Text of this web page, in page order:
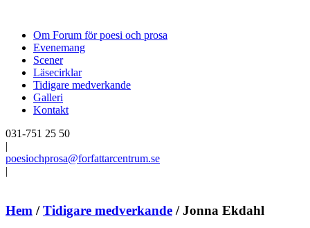
Om Forum för poesi och prosa
Evenemang
Scener
Läsecirklar
Tidigare medverkande
Galleri
Kontakt
031-751 25 50
|
poesiochprosa@forfattarcentrum.se
|
Hem /Tidigare medverkande /Jonna Ekdahl